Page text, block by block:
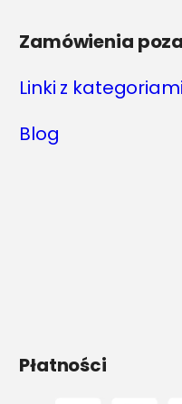
Zamówienia poza
Linki z
Blog
Płatności